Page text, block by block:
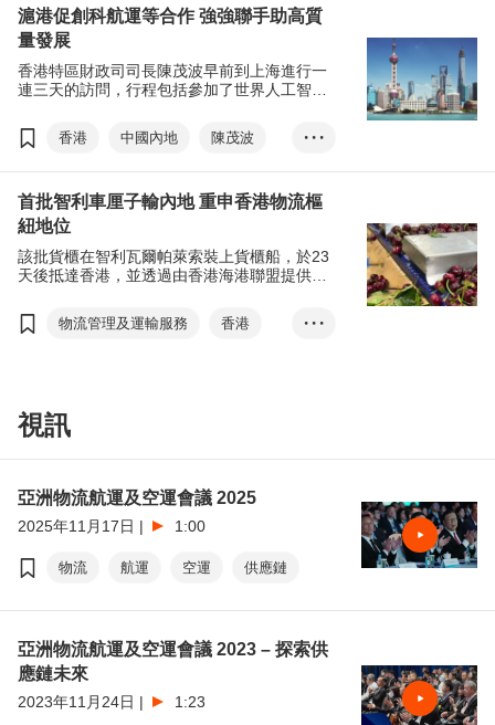
勢，迎接未來發展機遇。
滬港促創科航運等合作 強強聯手助高質
量發展
香港特區財政司司長陳茂波早前到上海進行一
連三天的訪問，行程包括參加了世界人工智能
的「亞洲物流航運及空運會議（ALMAC）--滬
港合作新機遇分論壇」、向上海工商界介紹香
香港 中國內地
陳茂波
世界人工智能大會
亞洲物流航運及空運會議
滬港合作機制
粵港澳大灣區
長三角地區
數碼經濟
創科
• • •
首批智利車厘子輸內地 重申香港物流樞
紐地位
該批貨櫃在智利瓦爾帕萊索裝上貨櫃船，於23
天後抵達香港，並透過由香港海港聯盟提供的
到華南地區的水果市場。
物流管理及運輸服務
香港
• • •
視訊
亞洲物流航運及空運會議 2025
2025年11月17日 | 1:00
物流 航運 空運 供應鏈
亞洲物流航運及空運會議 2023 – 探索供
應鏈未來
2023年11月24日 | 1:23